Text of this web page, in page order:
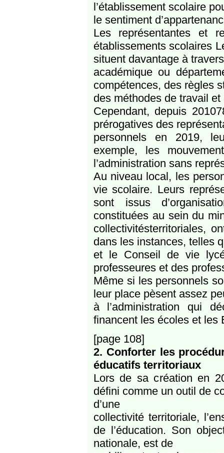
l’établissement scolaire
le sentiment
Les représentantes et
établissements scolaires
situent davantage à
académique ou
compétences, des règles
des méthodes de travail et
Cependant, depuis
prérogatives des
personnels en 2019,
exemple, les
l’administration sans
Au niveau local, les
vie scolaire. Leurs
sont issus
constituées au sein du
collectivitésterritoriales,
dans les instances, telles
et le Conseil de vie
professeures et des
Même si les personnels
leur place pèsent assez
à l’administration qui
financent les écoles et les
[page 108]
2. Conforter les
éducatifs territoriaux
Lors de sa création en
défini comme un outil de
d’une
collectivité territoriale,
de l’éducation. Son
nationale, est de